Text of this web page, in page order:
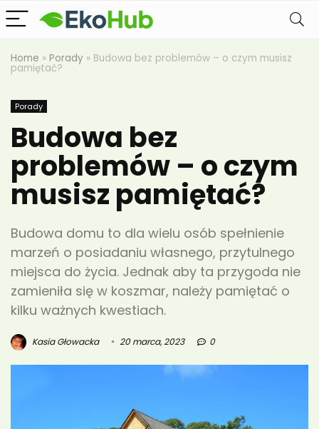
Home » Porady » Budowa bez problemów – o czym musisz
pamiętać?
Porady
Budowa bez
problemów – o czym
musisz pamiętać?
Budowa domu to dla wielu osób spełnienie
marzeń o posiadaniu własnego, przytulnego
miejsca do życia. Jednak aby ta przygoda nie
zamieniła się w koszmar, należy pamiętać o
kilku ważnych kwestiach.
Kasia Głowacka 20 marca, 2023 0